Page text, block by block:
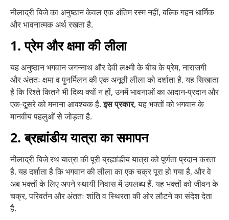
नीलाद्री बिजे का अनुष्ठान केवल एक अंतिम रस्म नहीं, बल्कि गहन धार्मिक
और भावनात्मक अर्थ रखता है.
1. प्रेम और क्षमा की लीला
यह अनुष्ठान भगवान जगन्नाथ और देवी लक्ष्मी के बीच के प्रेम, नाराजगी
और अंततः क्षमा व पुनर्मिलन की एक अनूठी लीला को दर्शाता है. यह सिखाता
है कि रिश्ते कितने भी दिव्य क्यों न हों, उनमें भावनाओं का आदान-प्रदान और
एक-दूसरे को मनाना आवश्यक है.इस प्रकार, यह भक्तों को भगवान के
मानवीय पहलुओं से जोड़ता है.
2. ब्रह्मांडीय यात्रा का समापन
नीलाद्री बिजे रथ यात्रा की पूरी ब्रह्मांडीय यात्रा को पूर्णता प्रदान करता
है. यह दर्शाता है कि भगवान की लीला का एक चक्र पूरा हो गया है, और वे
अब भक्तों के लिए अपने स्थायी निवास में उपलब्ध हैं. यह भक्तों को जीवन के
चक्र, परिवर्तन और अंततः शांति व स्थिरता की ओर लौटने का संदेश देता
है.